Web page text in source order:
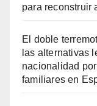
para reconstruir
El doble
las alternativas
nacionalidad
familiares en